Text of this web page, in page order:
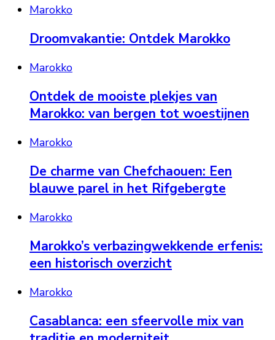
Marokko
Droomvakantie: Ontdek Marokko
Marokko
Ontdek de mooiste plekjes van
Marokko: van bergen tot woestijnen
Marokko
De charme van Chefchaouen: Een
blauwe parel in het Rifgebergte
Marokko
Marokko’s verbazingwekkende erfenis:
een historisch overzicht
Marokko
Casablanca: een sfeervolle mix van